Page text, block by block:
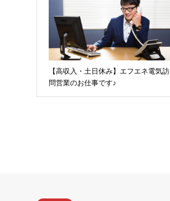
【高収入・土日休み】エフエネ電気訪
問営業のお仕事です♪